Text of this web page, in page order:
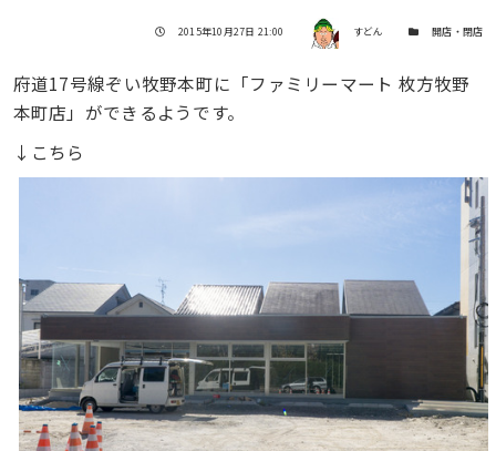
投稿日
2015年10月27日 21:00 著者 すどん カテゴリー開店・閉店
府道17号線ぞい牧野本町に「ファミリーマート 枚方牧野
本町店」ができるようです。
↓こちら